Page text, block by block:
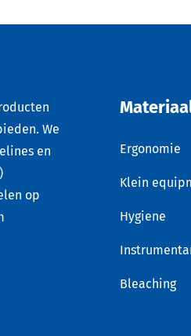
We
en
op
Ergonomie
Klein
Hygiene
Bleaching